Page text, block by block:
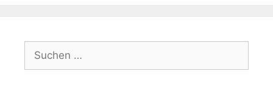
nach: